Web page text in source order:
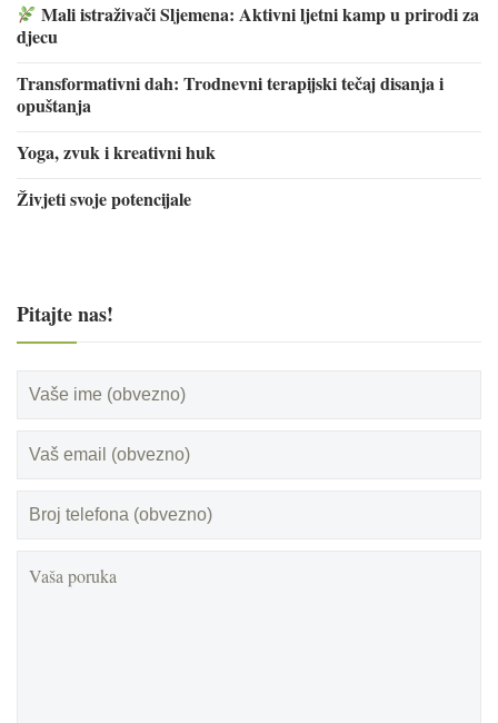
Mali istraživači Sljemena: Aktivni ljetni kamp u prirodi za
djecu
Transformativni dah: Trodnevni terapijski tečaj disanja i
opuštanja
Yoga, zvuk i kreativni huk
Živjeti svoje potencijale
Pitajte nas!